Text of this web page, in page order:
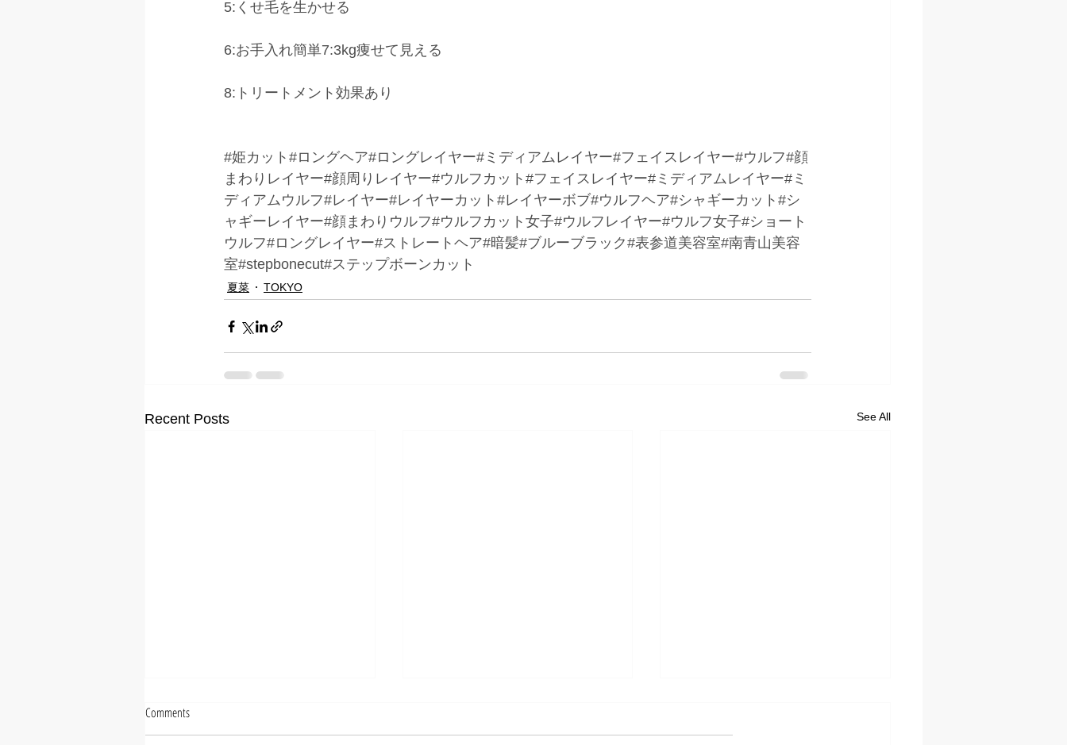
5:くせ毛を生かせる
6:お手入れ簡単7:3kg痩せて見える
8:トリートメント効果あり
#姫カット #ロングヘア#ロングレイヤー#ミディアムレイヤー#フェイスレイヤー#ウルフ#顔
まわりレイヤー#顔周りレイヤー#ウルフカット#フェイスレイヤー#ミディアムレイヤー#ミ
ディアムウルフ#レイヤー#レイヤーカット#レイヤーボブ#ウルフヘア#シャギーカット#シ
ャギーレイヤー#顔まわりウルフ#ウルフカット女子#ウルフレイヤー#ウルフ女子#ショート
ウルフ#ロングレイヤー#ストレートヘア#暗髪#ブルーブラック#表参道美容室#南青山美容
室#stepbonecut#ステップボーンカット
夏菜 TOKYO
Recent Posts See All
Comments